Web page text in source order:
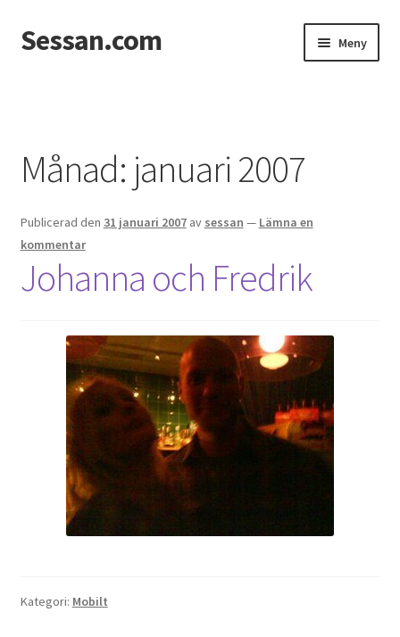
Hoppa
till
Hoppa
till
Sessan.com Meny
Integritetspolicy
Jessicas & Marcus bröllop
Ett helt fantastiskt bröllop!
Från Photoboothet
Gästgalleri
Information
Klädkod: Mörk kostym
Festen: Villa Ludvigsberg
Månad: januari 2007
Publicerad den 31 januari 2007 av sessan — Lämna en
kommentar
Johanna och Fredrik
Kategori: Mobilt